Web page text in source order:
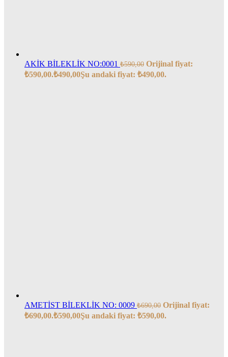
AKİK BİLEKLİK NO:0001 ₺590,00 Orijinal fiyat:
₺590,00.₺490,00Şu andaki fiyat: ₺490,00.
AMETİST BİLEKLİK NO: 0009 ₺690,00 Orijinal fiyat:
₺690,00.₺590,00Şu andaki fiyat: ₺590,00.